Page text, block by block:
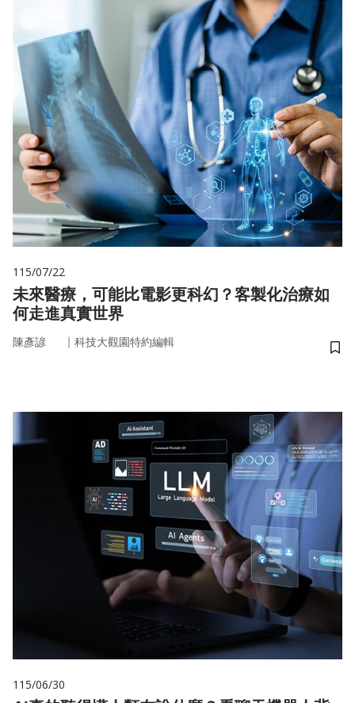
115/07/22
未來醫療，可能比電影更科幻？客製化治療如
何走進真實世界
陳彥諺 ｜ 科技大觀園特約編輯
儲
115/06/30